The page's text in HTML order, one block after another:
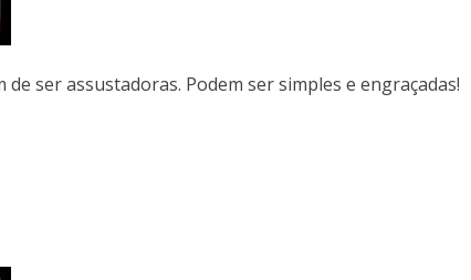
ser assustadoras. Podem ser simples e engraçadas!